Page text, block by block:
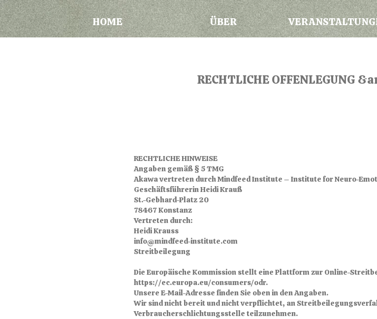
HOME ÜBER
RECHTLICHE OFFENLEGUNG
RECHTLICHE HINWEISE
Angaben gemäß § 5 TMG
Akawa vertreten durch Mindfeed Institute – Institute for Neuro-
Geschäftsführerin Heidi Krauß
St.-Gebhard-Platz 20
78467 Konstanz
Vertreten durch:
Heidi Krauss
info@mindfeed-institute.com
Streitbeilegung
Die Europäische Kommission stellt eine Plattform zur Online-
https://ec.europa.eu/consumers/odr.
Unsere E-Mail-Adresse finden Sie oben in den Angaben.
Wir sind nicht bereit und nicht verpflichtet, an
Verbraucherschlichtungsstelle teilzunehmen.